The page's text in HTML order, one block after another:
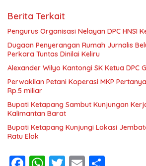
Berita Terkait
Pengurus Organisasi Nelayan DPC HNSI
Dugaan Penyerangan Rumah Jurnalis
Perkara Tuntas Dinilai Keliru
Alexander Wilyo Kantongi SK Ketua DPC
Perwakilan Petani Koperasi MKP
Rp.5 miliar
Bupati Ketapang Sambut Kunjungan
Kalimantan Barat
Bupati Ketapang Kunjungi Lokasi
Ratu Elok